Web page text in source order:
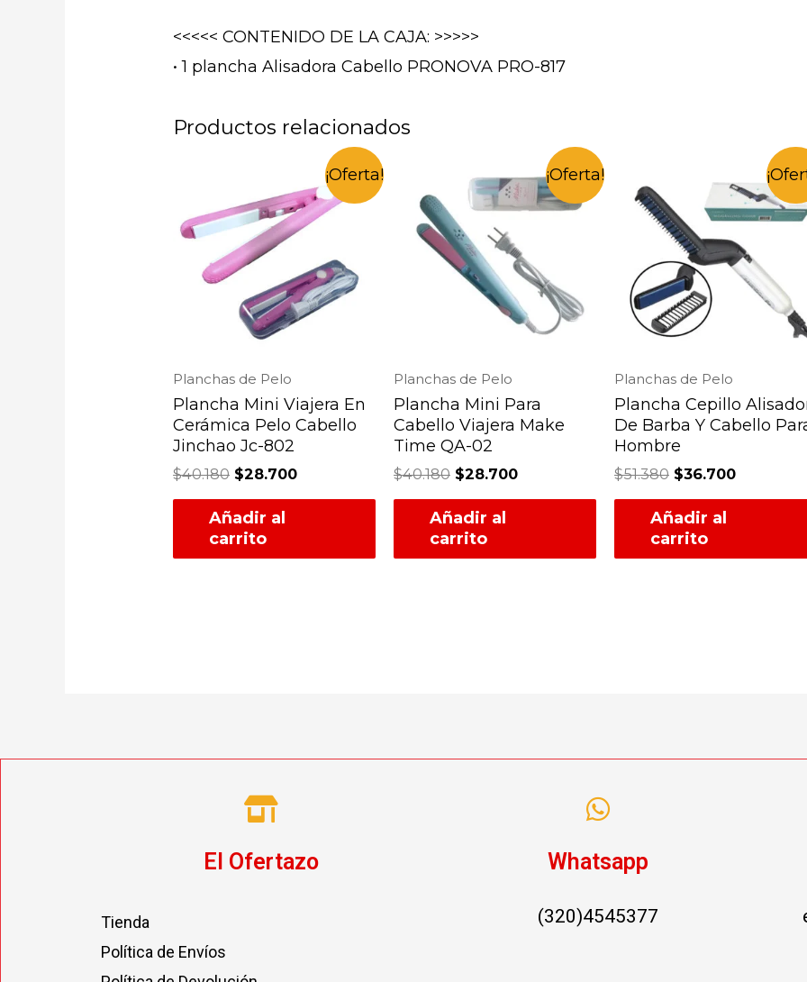
<<<<< CONTENIDO DE LA CAJA: >>>>>
• 1 plancha Alisadora Cabello PRONOVA PRO-817
Productos relacionados
¡Oferta!
Planchas de Pelo
Plancha Mini Viajera En
Cerámica Pelo Cabello
Jinchao Jc-802
$40.180 $28.700
Añadir al
carrito
¡Oferta!
Planchas de Pelo
Plancha Mini Para
Cabello Viajera Make
Time QA-02
$40.180 $28.700
Añadir al
carrito
Planchas de Pelo
Plancha Cepillo
De Barba Y Cabello
Hombre
$51.380 $36.700
Añadir al
carrito
El Ofertazo
Tienda
Política de Envíos
Whatsapp
(320)4545377